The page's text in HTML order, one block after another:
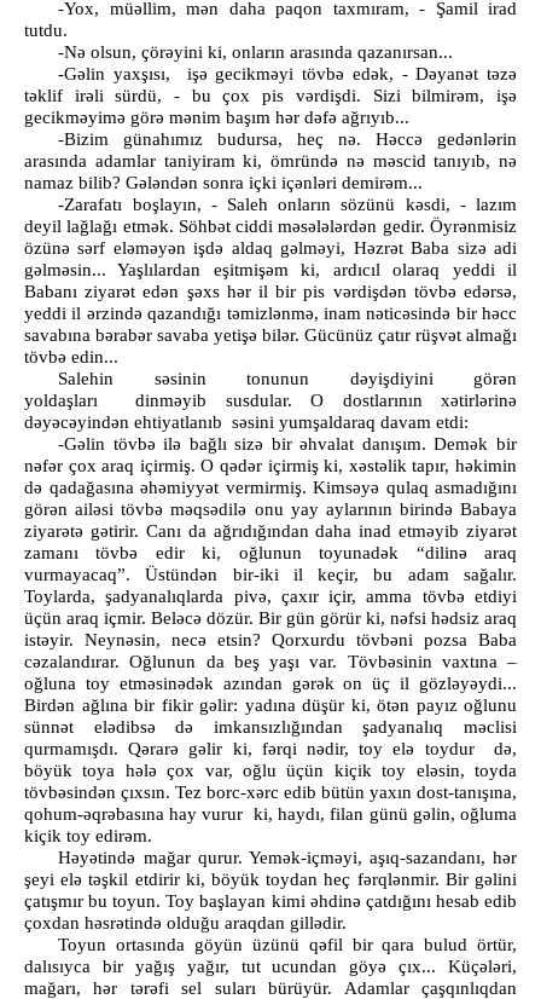
-Yox, müəllim, mən daha paqon taxmıram, - Şamil irad
tutdu.
-Nə olsun, çörəyini ki, onların arasında qazanırsan...
-Gəlin yaxşısı, işə gecikməyi tövbə edək, - Dəyanət təzə
təklif irəli sürdü, - bu çox pis vərdişdi. Sizi bilmirəm, işə
gecikməyimə görə mənim başım hər dəfə ağrıyıb...
-Bizim günahımız budursa, heç nə. Həccə gedənlərin
arasında adamlar taniyiram ki, ömründə nə məscid tanıyıb, nə
namaz bilib? Gələndən sonra içki içənləri demirəm...
-Zarafatı boşlayın, - Saleh onların sözünü kəsdi, - lazım
deyil lağlağı etmək. Söhbət ciddi məsələlərdən gedir. Öyrənmisiz
özünə sərf eləməyən işdə aldaq gəlməyi, Həzrət Baba sizə adi
gəlməsin... Yaşlılardan eşitmişəm ki, ardıcıl olaraq yeddi il
Babanı ziyarət edən şəxs hər il bir pis vərdişdən tövbə edərsə,
yeddi il ərzində qazandığı təmizlənmə, inam nəticəsində bir həcc
savabına bərabər savaba yetişə bilər. Gücünüz çatır rüşvət almağı
tövbə edin...
Salehin səsinin tonunun dəyişdiyini görən
yoldaşları dinməyib susdular. O dostlarının xətirlərinə
dəyəcəyindən ehtiyatlanıb səsini yumşaldaraq davam etdi:
-Gəlin tövbə ilə bağlı sizə bir əhvalat danışım. Demək bir
nəfər çox araq içirmiş. O qədər içirmiş ki, xəstəlik tapır, həkimin
də qadağasına əhəmiyyət vermirmiş. Kimsəyə qulaq asmadığını
görən ailəsi tövbə məqsədilə onu yay aylarının birində Babaya
ziyarətə gətirir. Canı da ağrıdığından daha inad etməyib ziyarət
zamanı tövbə edir ki, oğlunun toyunadək “dilinə araq
vurmayacaq”. Üstündən bir-iki il keçir, bu adam sağalır.
Toylarda, şadyanalıqlarda pivə, çaxır içir, amma tövbə etdiyi
üçün araq içmir. Beləcə dözür. Bir gün görür ki, nəfsi hədsiz araq
istəyir. Neynəsin, necə etsin? Qorxurdu tövbəni pozsa Baba
cəzalandırar. Oğlunun da beş yaşı var. Tövbəsinin vaxtına –
oğluna toy etməsinədək azından gərək on üç il gözləyəydi...
Birdən ağlına bir fikir gəlir: yadına düşür ki, ötən payız oğlunu
sünnət elədibsə də imkansızlığından şadyanalıq məclisi
qurmamışdı. Qərarə gəlir ki, fərqi nədir, toy elə toydur də,
böyük toya hələ çox var, oğlu üçün kiçik toy eləsin, toyda
tövbəsindən çıxsın. Tez borc-xərc edib bütün yaxın dost-tanışına,
qohum-əqrəbasına hay vurur ki, haydı, filan günü gəlin, oğluma
kiçik toy edirəm.
Həyətində mağar qurur. Yemək-içməyi, aşıq-sazandanı, hər
şeyi elə təşkil etdirir ki, böyük toydan heç fərqlənmir. Bir gəlini
çatışmır bu toyun. Toy başlayan kimi əhdinə çatdığını hesab edib
çoxdan həsrətində olduğu araqdan gillədir.
Toyun ortasında göyün üzünü qəfil bir qara bulud örtür,
dalısıyca bir yağış yağır, tut ucundan göyə çıx... Küçələri,
mağarı, hər tərəfi sel suları bürüyür. Adamlar çaşqınlıqdan